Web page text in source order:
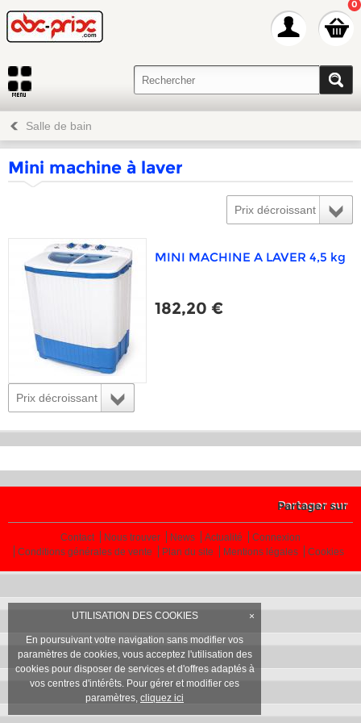
0
UTILISATION DES COOKIES ×
En poursuivant votre navigation sans modifier vos
paramètres de cookies, vous acceptez l'utilisation des
cookies pour disposer de services et d'offres adaptés à
vos centres d'intérêts. Pour gérer et modifier ces
paramètres, cliquez ici
Salle de bain
Mini machine à laver
Prix décroissant
MINI MACHINE A LAVER 4,5 kg
182,20 €
Prix décroissant
Partager sur
Contact Nous trouver News Actualité
Connexion
Conditions générales de vente
Plan du site Mentions légales Cookies